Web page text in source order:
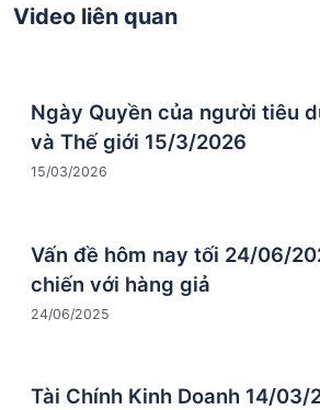
Video liên quan
Ngày Quyền của người tiêu
và Thế giới 15/3/2026
15/03/2026
Vấn đề hôm nay tối 24/06/
chiến với hàng giả
24/06/2025
Tài Chính Kinh Doanh 14/03/